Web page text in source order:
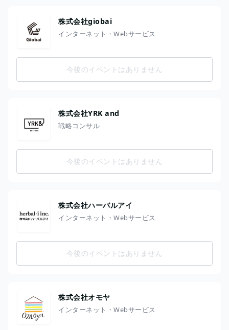
株式会社giobai
インターネット・Webサービス
今後のイベントはありません
株式会社YRK and
戦略コンサル
今後のイベントはありません
株式会社ハーバルアイ
インターネット・Webサービス
今後のイベントはありません
株式会社オモヤ
インターネット・Webサービス